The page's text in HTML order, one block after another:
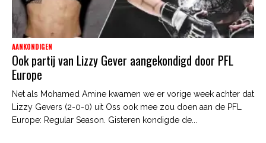
AANKONDIGEN
Ook partij van Lizzy Gever aangekondigd door PFL
Europe
Net als Mohamed Amine kwamen we er vorige week achter dat
Lizzy Gevers (2-0-0) uit Oss ook mee zou doen aan de PFL
Europe: Regular Season. Gisteren kondigde de...